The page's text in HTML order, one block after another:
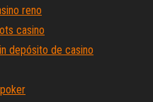
reno
casino
depósito de casino